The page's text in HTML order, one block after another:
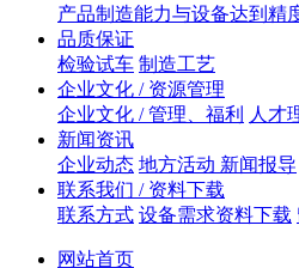
产品制造能力与设备达到精
品质保证
检验试车 制造工艺
企业文化 / 资源管理
企业文化 / 管理、福利
人才
新闻资讯
企业动态 地方活动 新闻报导
联系我们 / 资料下载
联系方式 设备需求资料下载
网站首页